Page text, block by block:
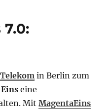
Telekom in Berlin zum
eine
MitMagentaEins